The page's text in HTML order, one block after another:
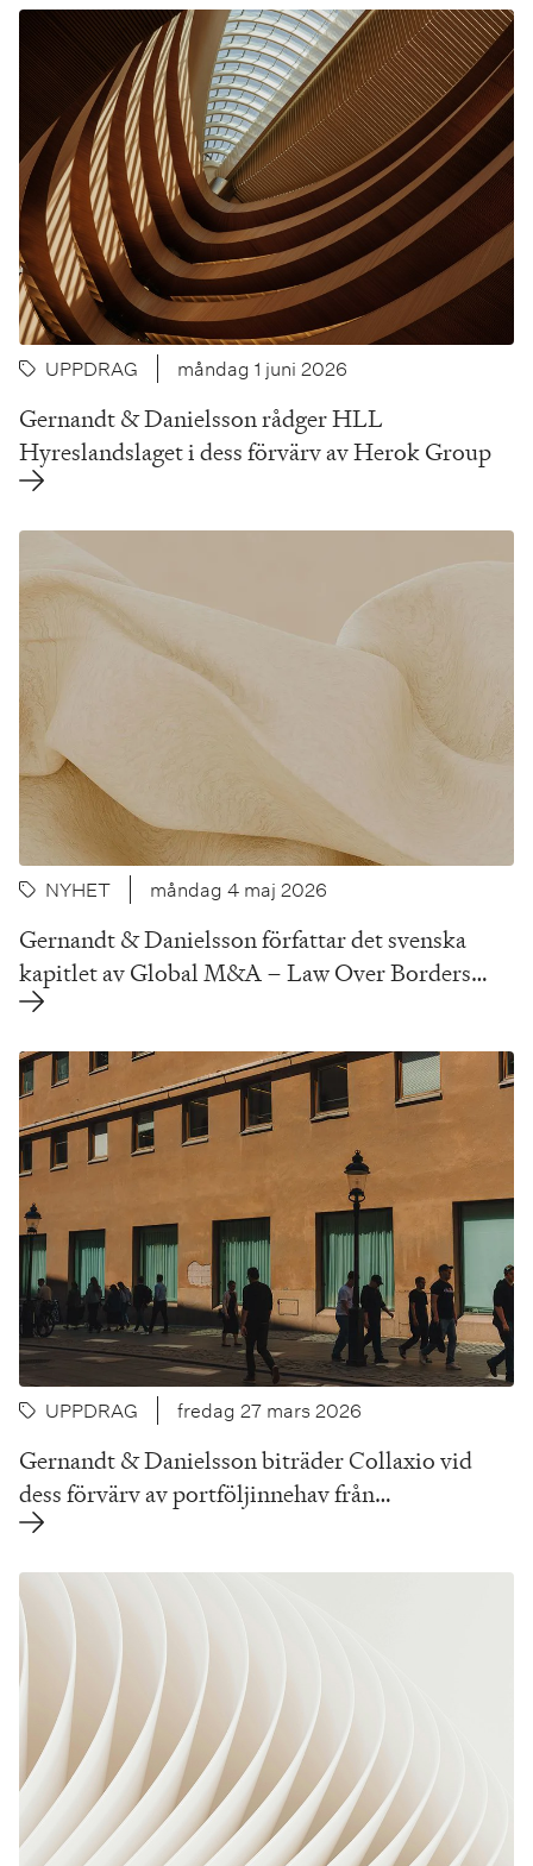
UPPDRAG måndag 1 juni 2026
Gernandt & Danielsson rådger HLL
Hyreslandslaget i dess förvärv av Herok Group
NYHET måndag 4 maj 2026
Gernandt & Danielsson författar det svenska
kapitlet av Global M&A – Law Over Borders…
UPPDRAG fredag 27 mars 2026
Gernandt & Danielsson biträder Collaxio vid
dess förvärv av portföljinnehav från…